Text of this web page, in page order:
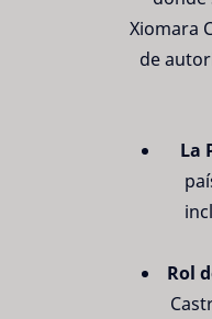
Xiomara
de
La
Rol